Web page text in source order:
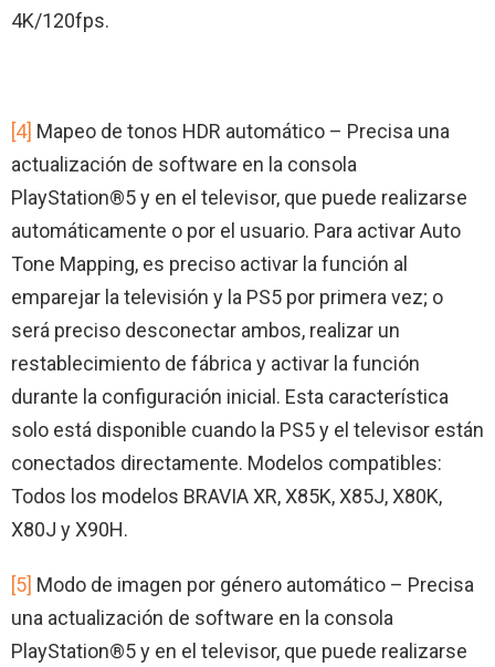
4K/120fps.
[4] Mapeo de tonos HDR automático – Precisa una
actualización de software en la consola
PlayStation®5 y en el televisor, que puede realizarse
automáticamente o por el usuario. Para activar Auto
Tone Mapping, es preciso activar la función al
emparejar la televisión y la PS5 por primera vez; o
será preciso desconectar ambos, realizar un
restablecimiento de fábrica y activar la función
durante la configuración inicial. Esta característica
solo está disponible cuando la PS5 y el televisor están
conectados directamente. Modelos compatibles:
Todos los modelos BRAVIA XR, X85K, X85J, X80K,
X80J y X90H.
[5] Modo de imagen por género automático – Precisa
una actualización de software en la consola
PlayStation®5 y en el televisor, que puede realizarse